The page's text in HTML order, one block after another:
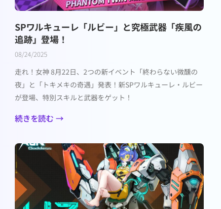
SPワルキューレ「ルビー」と究極武器「疾風の
追跡」登場！
08/24/2025
走れ！女神 8月22日、2つの新イベント「終わらない微醺の
夜」と「トキメキの奇遇」発表！新SPワルキューレ・ルビー
が登場、特別スキルと武器をゲット！
続きを読む →